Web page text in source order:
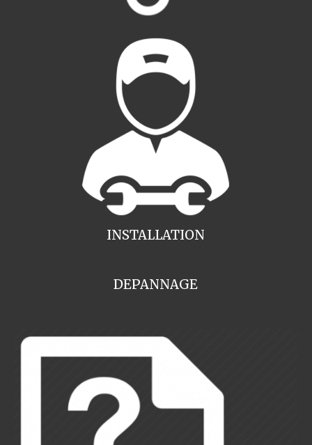
INSTALLATION
DEPANNAGE